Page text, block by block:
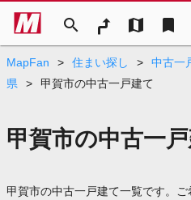
search map bookmark
MapFan > 住まい探し > 中古一
県
> 甲賀市の中古一戸建て
甲賀市の中古一
甲賀市の中古一戸建て一覧です。